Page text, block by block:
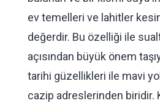
ev temelleri ve lahitler
değerdir. Bu özelliği ile
açısından büyük önem
tarihi güzellikleri ile mavi
cazip adreslerinden biridir.